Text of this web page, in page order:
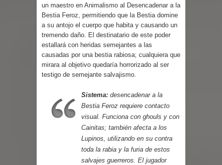
un maestro en Animalismo al Desencadenar a la
Bestia Feroz, permitiendo que la Bestia domine
a su antojo el cuerpo que habita y causando un
tremendo daño. El destinatario de este poder
estallará con heridas semejantes a las
causadas por una bestia rabiosa; cualquiera que
mirara al objetivo quedaría horrorizado al ser
testigo de semejante salvajismo.
Sistema: desencadenar a la
Bestia Feroz requiere contacto
visual. Funciona con ghouls y con
Cainitas; también afecta a los
Lupinos, utilizando en su contra
toda la rabia y la furia de estos
salvajes guerreros. El jugador